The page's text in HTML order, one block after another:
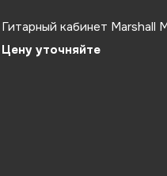
Гитарный кабинет Marshall
Цену уточняйте